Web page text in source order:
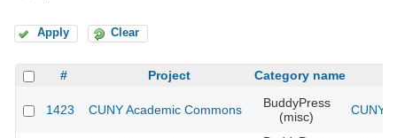
Apply Clear
# Project Category name
1423 CUNY Academic Commons
BuddyPress
(misc)
CUNY